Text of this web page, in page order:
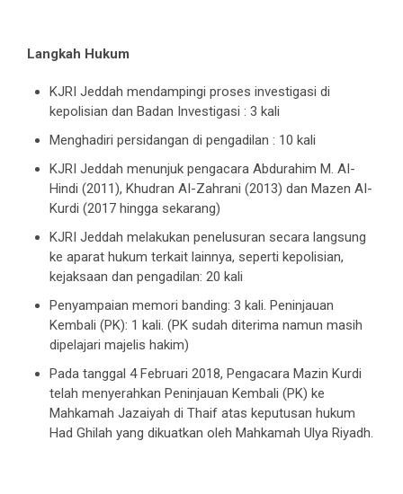
Langkah Hukum
KJRI Jeddah mendampingi proses investigasi di
kepolisian dan Badan Investigasi : 3 kali
Menghadiri persidangan di pengadilan : 10 kali
KJRI Jeddah menunjuk pengacara Abdurahim M. AI-
Hindi (2011), Khudran AI-Zahrani (2013) dan Mazen AI-
Kurdi (2017 hingga sekarang)
KJRI Jeddah melakukan penelusuran secara langsung
ke aparat hukum terkait lainnya, seperti kepolisian,
kejaksaan dan pengadilan: 20 kali
Penyampaian memori banding: 3 kali. Peninjauan
Kembali (PK): 1 kali. (PK sudah diterima namun masih
dipelajari majelis hakim)
Pada tanggal 4 Februari 2018, Pengacara Mazin Kurdi
telah menyerahkan Peninjauan Kembali (PK) ke
Mahkamah Jazaiyah di Thaif atas keputusan hukum
Had Ghilah yang dikuatkan oleh Mahkamah Ulya Riyadh.